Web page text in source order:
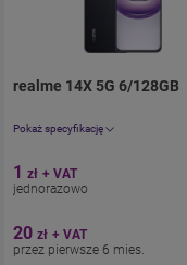
realme 14X 5G 6/128GB
Pokaż specyfikację
Ekran 6,67"
Pamięć 128 GB
1 zł + VAT
jednorazowo
20 zł + VAT
przez pierwsze 6 mies.